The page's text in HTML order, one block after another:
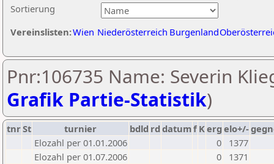
Sortierung
Vereinslisten:Wien Niederösterreich Burgenland
Pnr:106735 Name: Severin
Grafik Partie-Statistik)
tnrSt turnier bdld rd datumf Kerg elo+/-
Elozahl per 01.01.2006
0
1377
Elozahl per 01.07.2006
0
1371